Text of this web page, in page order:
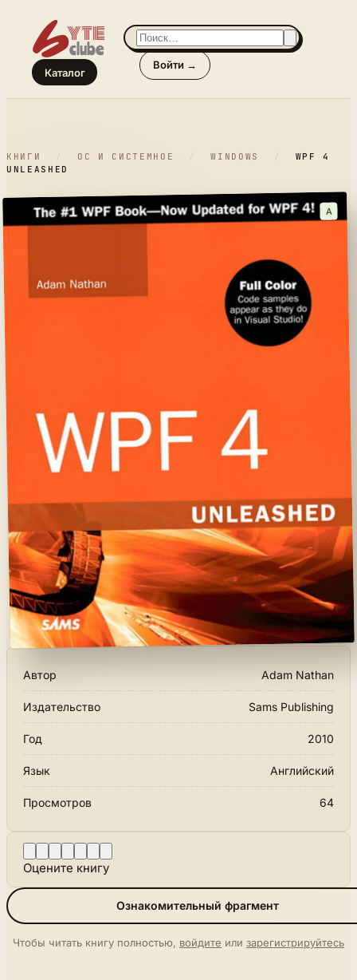
Каталог
Войти →
КНИГИ / ОС И СИСТЕМНОЕ / WINDOWS /
WPF 4
UNLEASHED
A
Автор Adam Nathan
Издательство Sams Publishing
Год 2010
Язык Английский
Просмотров 64
Оцените книгу
Ознакомительный фрагмент
Чтобы читать книгу полностью, войдите или зарегистрируйтесь